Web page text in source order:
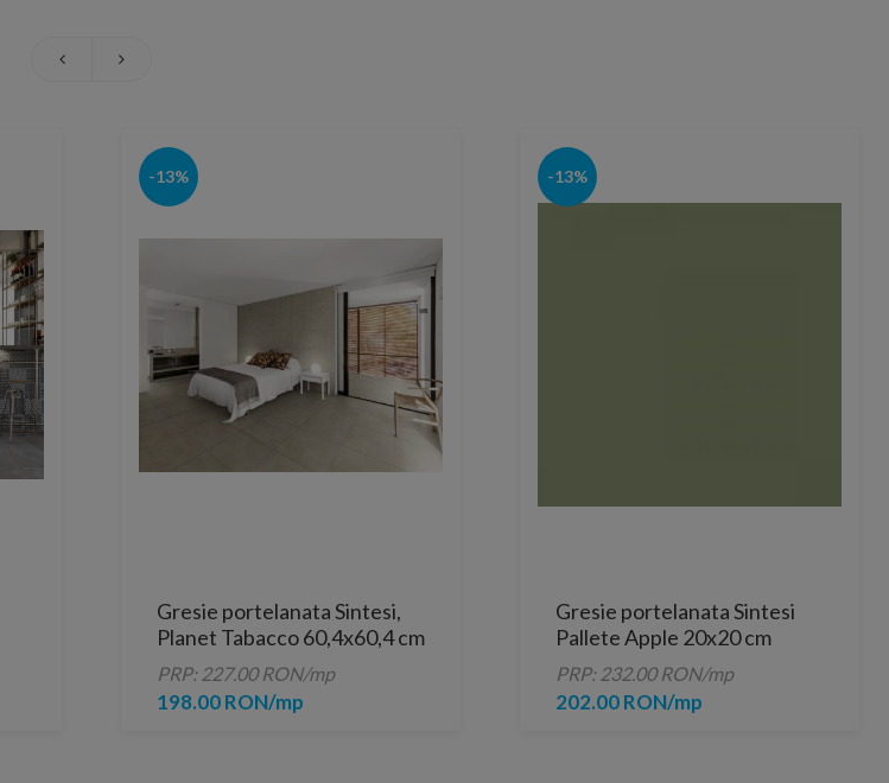
-13%
Gresie portelanata Sintesi,
Planet Tabacco 60,4x60,4 cm
PRP: 227.00 RON/mp
198.00 RON/mp
-13%
Gresie portelanata Sintesi
Pallete Apple 20x20 cm
PRP: 232.00 RON/mp
202.00 RON/mp